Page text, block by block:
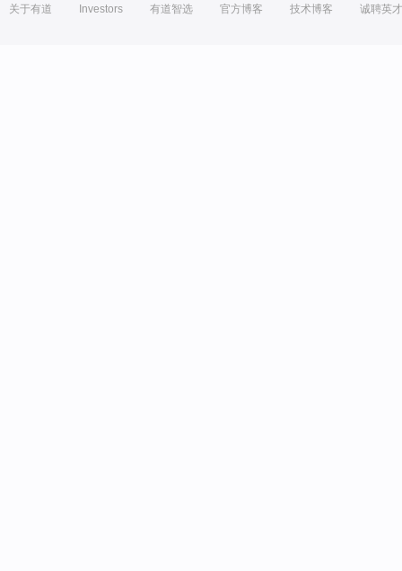
关于有道 Investors 有道智选 官方博客 技术博客 诚聘英才